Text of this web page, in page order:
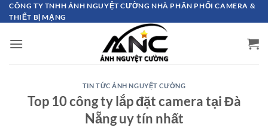
Bỏ
qua
dung
CÔNG TY TNHH ÁNH NGUYỆT CƯỜNG NHÀ PHÂN PHỐI CAMERA &
THIẾT BỊ MẠNG
TIN TỨC ÁNH NGUYỆT CƯỜNG
Top 10 công ty lắp đặt camera tại Đà
Nẵng uy tín nhất